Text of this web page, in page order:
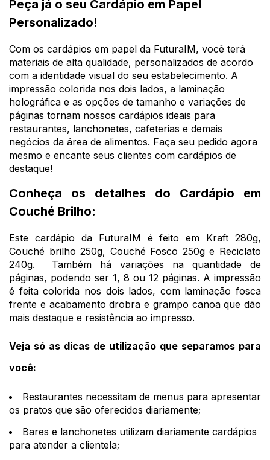
Peça já o seu Cardápio em Papel
Personalizado!
Com os cardápios em papel da FuturaIM, você terá
materiais de alta qualidade, personalizados de acordo
com a identidade visual do seu estabelecimento. A
impressão colorida nos dois lados, a laminação
holográfica e as opções de tamanho e variações de
páginas tornam nossos cardápios ideais para
restaurantes, lanchonetes, cafeterias e demais
negócios da área de alimentos. Faça seu pedido agora
mesmo e encante seus clientes com cardápios de
destaque!
Conheça os detalhes do Cardápio em
Couché Brilho:
Este cardápio da FuturaIM é feito em Kraft 280g,
Couché brilho 250g, Couché Fosco 250g e Reciclato
240g. Também há variações na quantidade de
páginas, podendo ser 1, 8 ou 12 páginas. A impressão
é feita colorida nos dois lados, com laminação fosca
frente e acabamento drobra e grampo canoa que dão
mais destaque e resistência ao impresso.
Veja só as dicas de utilização que separamos para
você:
Restaurantes necessitam de menus para apresentar
os pratos que são oferecidos diariamente;
Bares e lanchonetes utilizam diariamente cardápios
para atender a clientela;